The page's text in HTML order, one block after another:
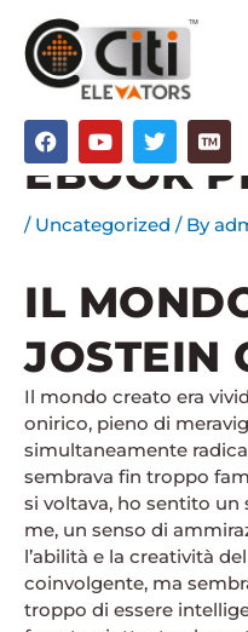
content
F
a
c
e
b
o
k
Y
o
u
t
u
b
T
w
i
t
t
e
IL
EBOOK
/ Uncategorized / By
IL
JOSTEIN
Il mondo creato era
onirico, pieno di
simultaneamente
sembrava fin troppo
si voltava, ho sentito un
me, un senso di
l’abilità e la creatività
coinvolgente, ma
troppo di essere